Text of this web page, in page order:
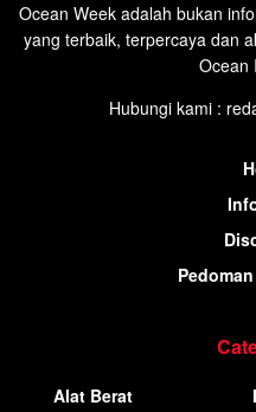
Ocean Week adalah bukan
yang terbaik, terpercaya dan
Ocean
Hubungi kami :
Alat Berat